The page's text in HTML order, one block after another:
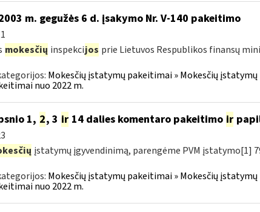
m. gegužės 6 d. įsakymo Nr. V-140 pakeitimo
mokesčių inspekcijos prie Lietuvos Respublikos finansų
Mokesčių įstatymų pakeitimai » Mokesčių
nuo 2022 m.
1, 2, 3 ir14 dalies komentaro pakeitimo ir
įstatymų įgyvendinimą, parengėme PVM įstatymo[1]
Mokesčių įstatymų pakeitimai » Mokesčių
nuo 2022 m.